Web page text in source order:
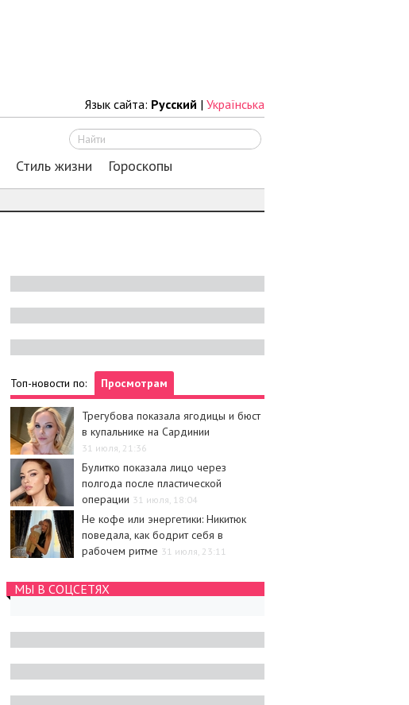
Язык сайта: Русский | Українська
Стиль жизни Гороскопы
Топ-новости по: Просмотрам
Трегубова показала ягодицы и бюст
в купальнике на Сардинии
31 июля, 21:36
Булитко показала лицо через
полгода после пластической
операции 31 июля, 18:04
Не кофе или энергетики: Никитюк
поведала, как бодрит себя в
рабочем ритме 31 июля, 23:11
МЫ В СОЦСЕТЯХ